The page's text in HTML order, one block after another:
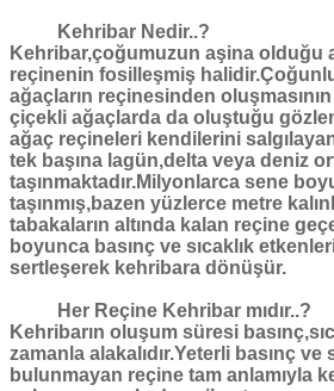
Kehribar Nedir..?
Kehribar,çoğumuzun aşina olduğu
reçinenin fosilleşmiş
ağaçların reçinesinden
çiçekli ağaçlarda da oluştuğu
ağaç reçineleri kendilerini
tek başına lagün,delta veya deniz
taşınmaktadır.Milyonlarca sene
taşınmış,bazen yüzlerce metre
tabakaların altında kalan reçine
boyunca basınç ve sıcaklık
sertleşerek kehribara dönüşür.
Her Reçine Kehribar mıdır..?
Kehribarın oluşum süresi
zamanla alakalıdır.Yeterli basınç ve
bulunmayan reçine tam anlamıyla